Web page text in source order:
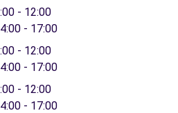
- 12:00
- 17:00
- 12:00
- 17:00
- 12:00
- 17:00